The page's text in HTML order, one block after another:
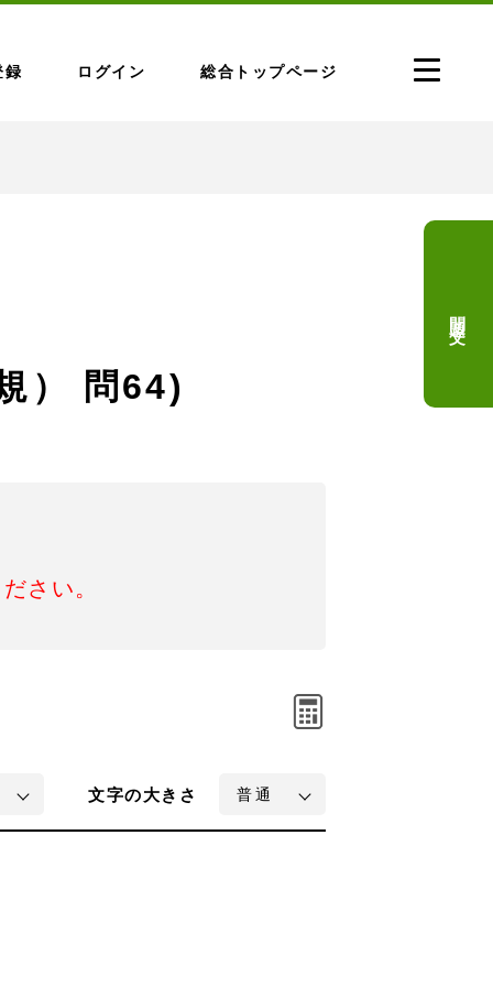
録 ログイン 総合トップページ
） 問64)
さい。
文字の大きさ